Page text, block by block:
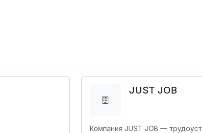
JUST JOB
Компания JUST JOB —